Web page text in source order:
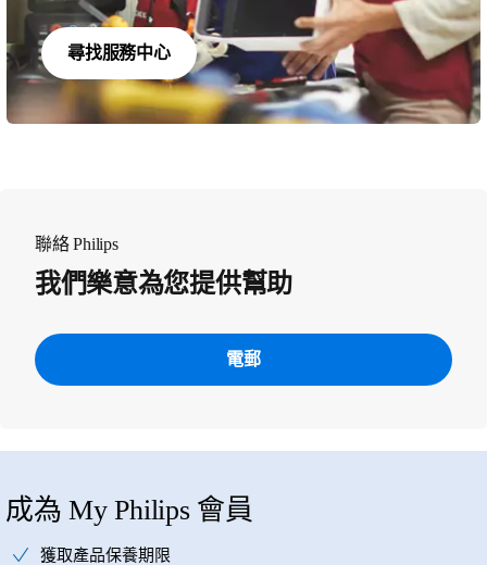
尋找服務中心
聯絡 Philips
我們樂意為您提供幫助
電郵
成為 My Philips 會員
獲取產品保養期限